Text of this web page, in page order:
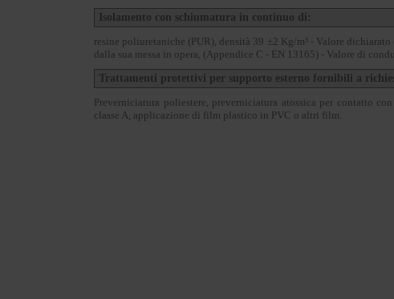
Isolamento con schiumatura in continuo di:
resine poliuretaniche (PUR), densità 39 ±2 Kg/m³ - Valore
dalla sua messa in opera, (Appendice C - EN 13165) - Valore di
Trattamenti protettivi per supporto esterno fornibili a
Preverniciatura poliestere, preverniciatura atossica per contatto
classe A, applicazione di film plastico in PVC o altri film.